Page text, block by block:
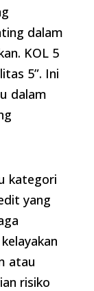
dalam
KOL 5
5”. Ini
dalam
kategori
yang
atau
risiko